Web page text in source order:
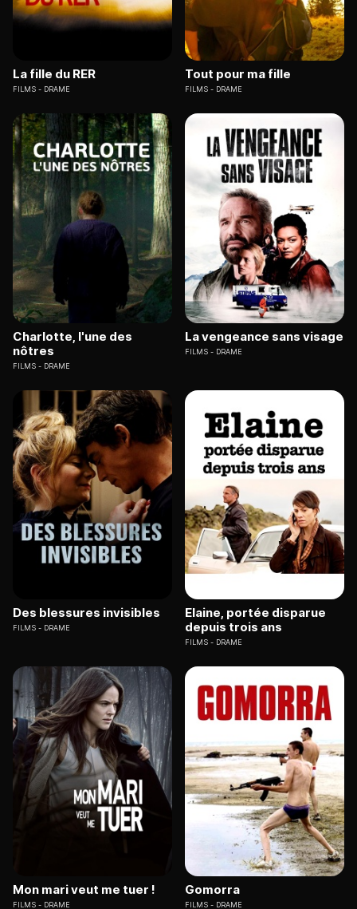
La fille du RER
FILMS DRAME
Tout pour ma fille
FILMS DRAME
Charlotte, l'une des
nôtres
FILMS DRAME
La vengeance sans visage
FILMS DRAME
Des blessures invisibles
FILMS DRAME
Elaine, portée disparue
depuis trois ans
FILMS DRAME
Mon mari veut me tuer !
FILMS DRAME
Gomorra
FILMS DRAME